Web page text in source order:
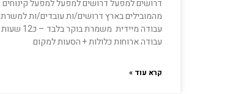
דרושים למפעל דרושים למפעל למפעל קינוחים
מהמובילים בארץ דרושים/ות עובדים/ות למשרת
עבודה מיידית משמרת בוקר בלבד – כ12 שעות
עבודה ארוחות כלולות + הסעות למקום
קרא עוד »